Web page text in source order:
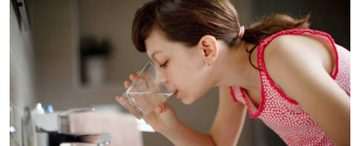
'Ada yang mabuk, berkeliaran ganggu penduduk Flat
Komuniti Rohingya di Perak dipantau rapi, dalam
radar pihak berkuasa - MB
Isu Rohingya jadi 'barah', perlu tindakan menyeluruh
semua pihak - Ayob Khan